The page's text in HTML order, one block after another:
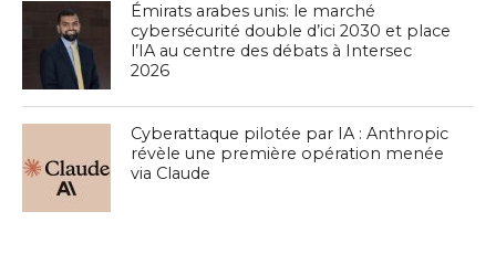
Émirats arabes unis: le marché
cybersécurité double d’ici 2030 et place
l’IA au centre des débats à Intersec
2026
Cyberattaque pilotée par IA : Anthropic
révèle une première opération menée
via Claude